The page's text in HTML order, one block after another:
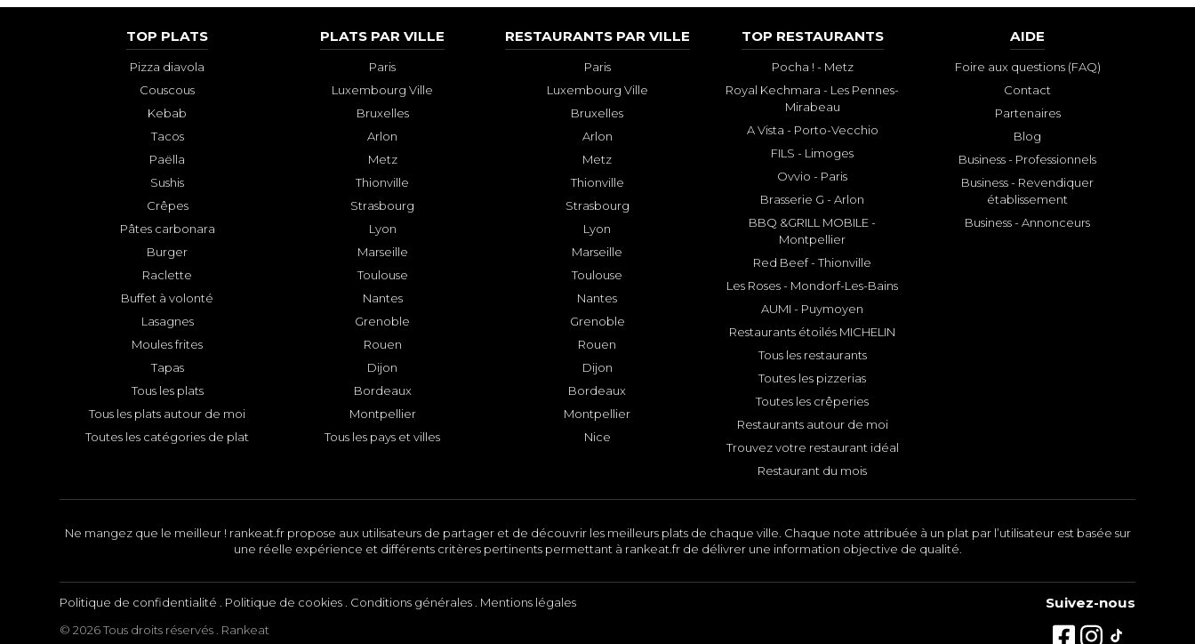
TOP PLATS
Pizza diavola
Couscous
Kebab
Tacos
Paëlla
Sushis
Crêpes
Pâtes carbonara
Burger
Raclette
Buffet à volonté
Lasagnes
Moules frites
Tapas
Tous les plats
Tous les plats autour de moi
Toutes les catégories de plat
PLATS PAR VILLE
Paris
Luxembourg Ville
Bruxelles
Arlon
Metz
Thionville
Strasbourg
Lyon
Marseille
Toulouse
Nantes
Grenoble
Rouen
Dijon
Bordeaux
Montpellier
Tous les pays et villes
RESTAURANTS PAR VILLE
Paris
Luxembourg Ville
Bruxelles
Arlon
Metz
Thionville
Strasbourg
Lyon
Marseille
Toulouse
Nantes
Grenoble
Rouen
Dijon
Bordeaux
Montpellier
Nice
TOP RESTAURANTS
Pocha ! - Metz
Royal Kechmara - Les Pennes-
Mirabeau
A Vista - Porto-Vecchio
FILS - Limoges
Ovvio - Paris
Brasserie G - Arlon
BBQ &GRILL MOBILE -
Montpellier
Red Beef - Thionville
Les Roses - Mondorf-Les-Bains
AUMI - Puymoyen
Restaurants étoilés MICHELIN
Tous les restaurants
Toutes les pizzerias
Toutes les crêperies
Restaurants autour de moi
Trouvez votre restaurant idéal
Restaurant du mois
AIDE
Foire aux questions (FAQ)
Contact
Partenaires
Blog
Business - Professionnels
Business - Revendiquer
établissement
Business - Annonceurs
Ne mangez que le meilleur ! rankeat.fr propose aux utilisateurs de partager et de découvrir les meilleurs plats de chaque ville. Chaque note attribuée à un plat par l’utilisateur est basée sur
une réelle expérience et différents critères pertinents permettant à rankeat.fr de délivrer une information objective de qualité.
Politique de confidentialité Politique de cookies Conditions générales
Mentions légales
© 2026 Tous droits réservés . Rankeat
Suivez-nous